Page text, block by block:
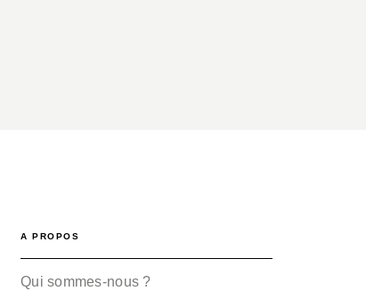
A PROPOS
Qui sommes-nous ?